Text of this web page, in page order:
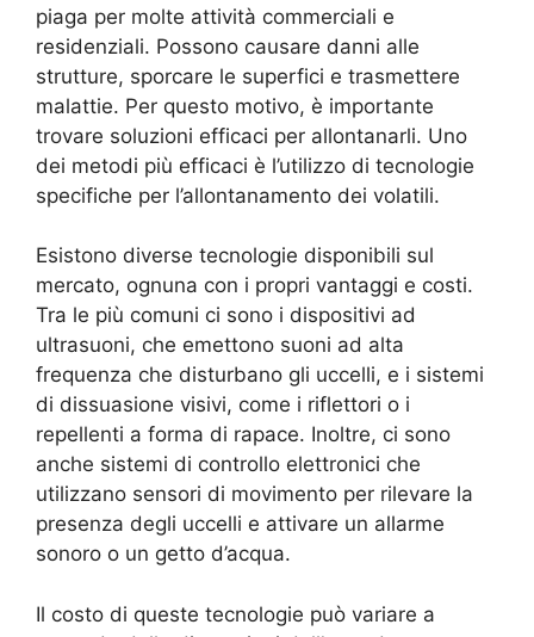
piaga per molte attività commerciali e
residenziali. Possono causare danni alle
strutture, sporcare le superfici e trasmettere
malattie. Per questo motivo, è importante
trovare soluzioni efficaci per allontanarli. Uno
dei metodi più efficaci è l’utilizzo di tecnologie
specifiche per l’allontanamento dei volatili.
Esistono diverse tecnologie disponibili sul
mercato, ognuna con i propri vantaggi e costi.
Tra le più comuni ci sono i dispositivi ad
ultrasuoni, che emettono suoni ad alta
frequenza che disturbano gli uccelli, e i sistemi
di dissuasione visivi, come i riflettori o i
repellenti a forma di rapace. Inoltre, ci sono
anche sistemi di controllo elettronici che
utilizzano sensori di movimento per rilevare la
presenza degli uccelli e attivare un allarme
sonoro o un getto d’acqua.
Il costo di queste tecnologie può variare a